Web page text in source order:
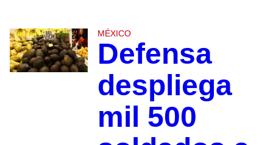
MÉXICO
Defensa
despliega
mil 500